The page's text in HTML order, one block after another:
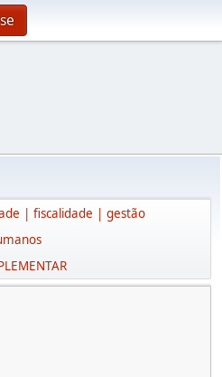
| fiscalidade | gestão